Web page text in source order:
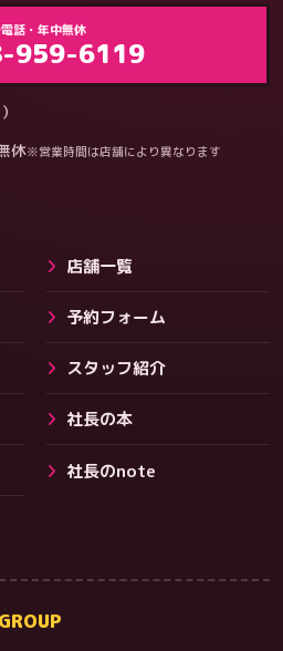
話・年中無休
959-6119
休※営業時間は店舗により異なります
店舗一覧
予約フォーム
スタッフ紹介
社長の本
社長のnote